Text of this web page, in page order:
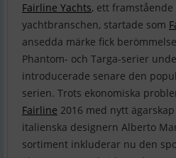
Fairline Yachts, ett
yachtbranschen, startade som
ansedda märke fick
Phantom- och Targa-serier
introducerade senare den
serien. Trots ekonomiska
Fairline 2016 med nytt
italienska designern Alberto
sortiment inkluderar nu den